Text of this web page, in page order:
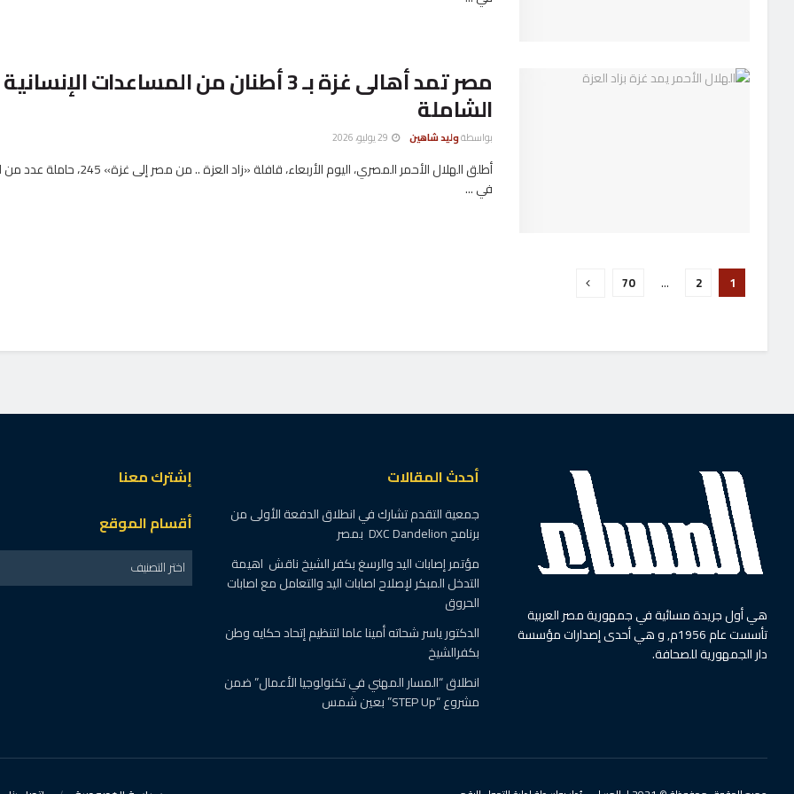
مصر تمد أهالى غزة بـ 3 أطنان من المساعدات الإنسانية
الشاملة
بواسطةوليد شاهين
أطلق الهلال الأحمر المصري، اليوم الأربعاء، قافلة «زاد العزة .. من
في ...
1
2
…
70
هي أول جريدة مسائية في جمهورية مصر العربية
تأسست عام 1956م, و هي أحدى إصدارات مؤسسة
دار الجمهورية للصحافة.
أحدث المقالات
جمعية التقدم تشارك في انطلاق الدفعة الأولى من
برنامج DXC Dandelion بمصر
مؤتمر إصابات اليد والرسغ بكفر الشيخ ناقش اهيمة
التدخل المبكر لإصلاح اصابات اليد والتعامل مع اصابات
الحروق
الدكتور ياسر شحاته أمينا عاما لتنظيم إتحاد حكايه وطن
بكفرالشيخ
انطلاق “المسار المهني في تكنولوجيا الأعمال” ضمن
مشروع “STEP Up” بعين شمس
إشترك معنا
أقسام الموقع
اختر التصنيف